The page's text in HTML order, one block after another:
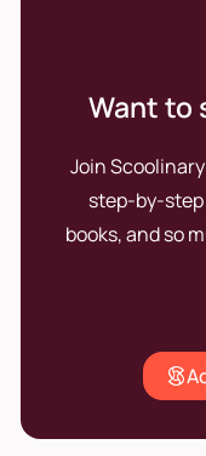
Want to
Join
step-by-step
books, and so